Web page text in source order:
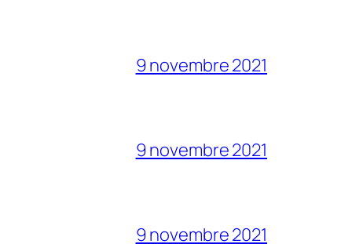
9 novembre 2021
9 novembre 2021
9 novembre 2021